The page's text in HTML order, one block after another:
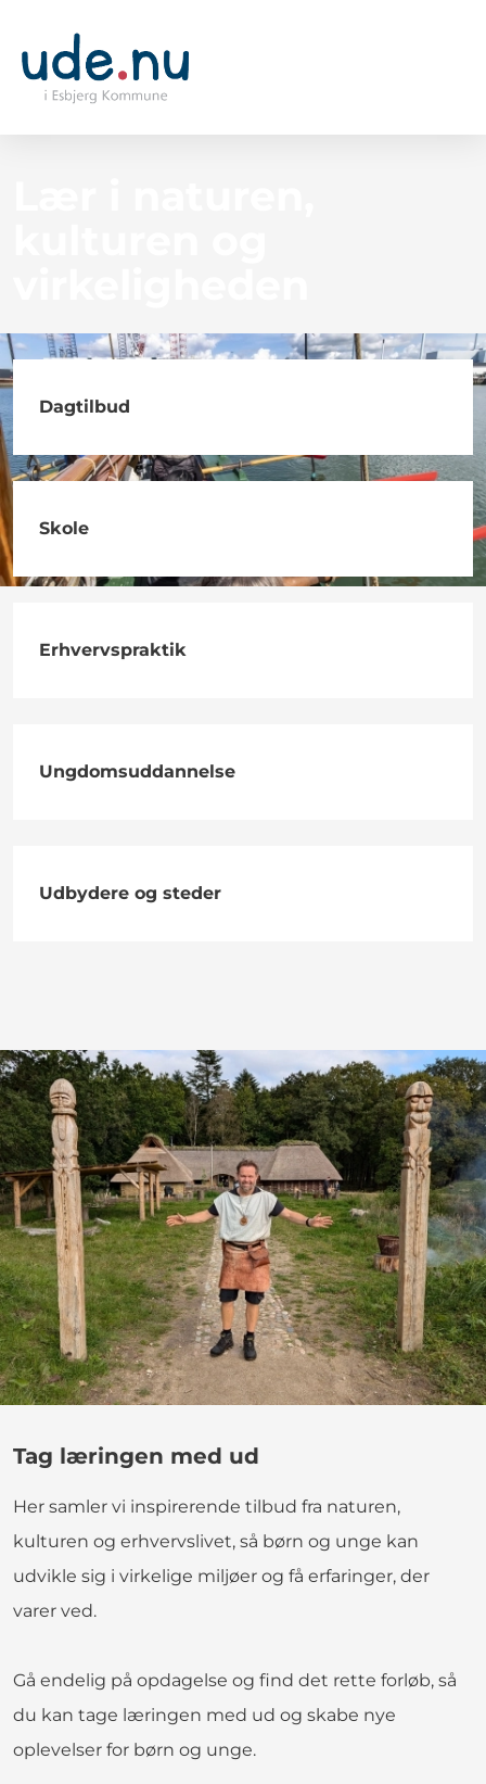
Dagtilbud
Skole
Erhvervspraktik
Ungdomsuddannelse
Udbydere og steder
Tag læringen med ud
Her samler vi inspirerende tilbud fra naturen,
kulturen og erhvervslivet, så børn og unge kan
udvikle sig i virkelige miljøer og få erfaringer, der
varer ved.
Gå endelig på opdagelse og find det rette forløb, så
du kan tage læringen med ud og skabe nye
oplevelser for børn og unge.